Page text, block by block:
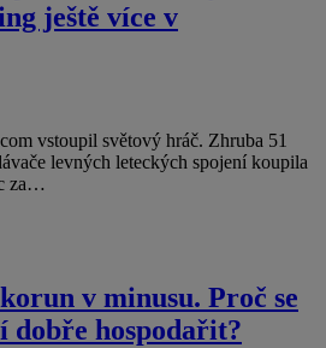
ještě více v
vstoupil světový hráč. Zhruba 51
levných leteckých spojení koupila
za…
v minusu. Proč se
dobře hospodařit?